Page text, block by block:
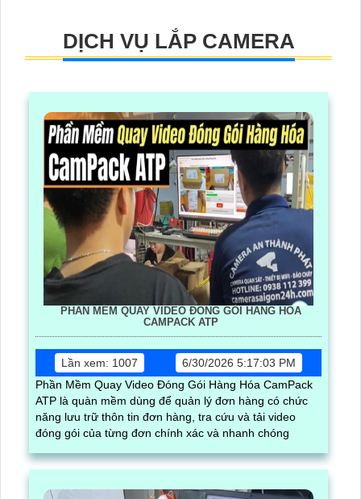
DỊCH VỤ LẮP CAMERA
PHẦN MỀM QUAY VIDEO ĐÓNG GÓI HÀNG HÓA
CAMPACK ATP
Lần xem: 1007
6/30/2026 5:17:03 PM
Phần Mềm Quay Video Đóng Gói Hàng Hóa CamPack
ATP là quàn mềm dùng để quản lý đơn hàng có chức
năng lưu trữ thôn tin đơn hàng, tra cứu và tải video
đóng gói của từng đơn chính xác và nhanh chóng